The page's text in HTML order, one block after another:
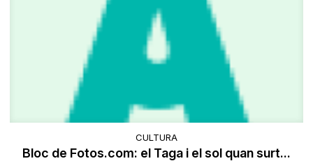
CULTURA
Bloc de Fotos.com: el Taga i el sol quan surt...